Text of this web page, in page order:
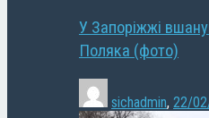
У Запоріжжі
Поляка (фото)
sichadmin, 22/